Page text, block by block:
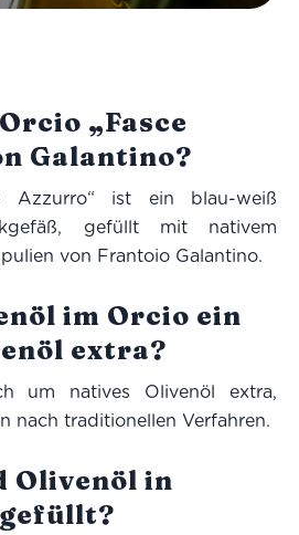
„Fasce
Galantino?
Azzurro“ ist ein blau-weiß
gefüllt mit nativem
von Frantoio Galantino.
im Orcio ein
extra?
um natives Olivenöl extra,
nach traditionellen Verfahren.
Olivenöl in